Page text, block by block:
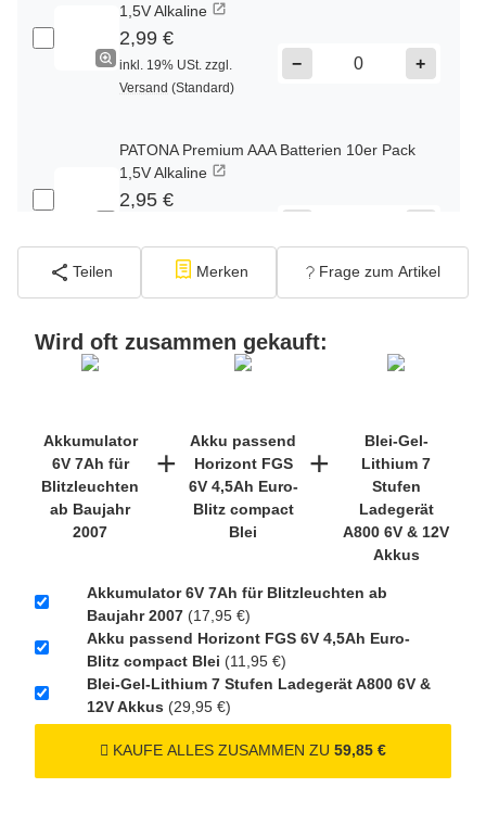
1,5V Alkaline
2,99 €
inkl. 19% USt. zzgl.
Versand (Standard)
− +
PATONA Premium AAA Batterien 10er Pack
1,5V Alkaline
2,95 €
Versand (Standard)
Pack 3V Lithium
UN3090 Versand gem.
SV188 ADR)
Verbatim Cool'n'Go AirJet Handventilator
4000mAh Grau Lila
inkl. 19% USt. zzgl.
Versand (Gefahrgut
UN3480 Versand gem.
SV188 ADR)
1
Teilen Merken Frage zum Artikel
Wird oft zusammen gekauft:
Akkumulator
6V 7Ah für
Blitzleuchten
ab Baujahr
2007
+
Akku passend
Horizont FGS
6V 4,5Ah Euro-
Blitz compact
Blei
+
Blei-Gel-
Lithium 7
Stufen
Ladegerät
A800 6V & 12V
Akkus
Akkumulator 6V 7Ah für Blitzleuchten ab
Baujahr 2007 (17,95 €)
Akku passend Horizont FGS 6V 4,5Ah Euro-
Blitz compact Blei (11,95 €)
Blei-Gel-Lithium 7 Stufen Ladegerät A800 6V &
12V Akkus (29,95 €)
KAUFE ALLES ZUSAMMEN ZU 59,85 €